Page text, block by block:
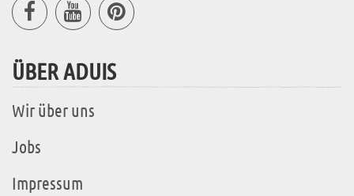
ÜBER ADUIS
Wir über uns
Jobs
Impressum